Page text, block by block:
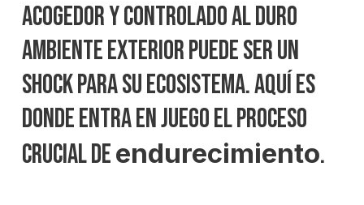
acogedor y controlado al duro
ambiente exterior puede ser un
shock para su ecosistema. Aquí es
donde entra en juego el proceso
crucial deendurecimiento.